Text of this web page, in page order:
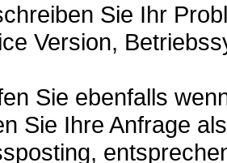
Sie Ihr
Version,
Sie ebenfalls
Sie Ihre Anfrage